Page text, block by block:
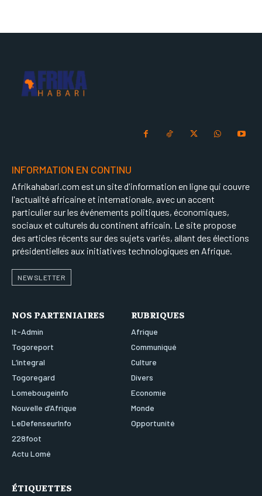
INFORMATION EN CONTINU
Afrikahabari.com est un site d'information en ligne qui couvre
l'actualité africaine et internationale, avec un accent
particulier sur les événements politiques, économiques,
sociaux et culturels du continent africain. Le site propose
des articles récents sur des sujets variés, allant des élections
présidentielles aux initiatives technologiques en Afrique.
NEWSLETTER
NOS PARTENIAIRES
It-Admin
Togoreport
L’integral
Togoregard
Lomebougeinfo
Nouvelle d’Afrique
LeDefenseurInfo
228foot
Actu Lomé
RUBRIQUES
Afrique
Communiqué
Culture
Divers
Economie
Monde
Opportunité
ÉTIQUETTES